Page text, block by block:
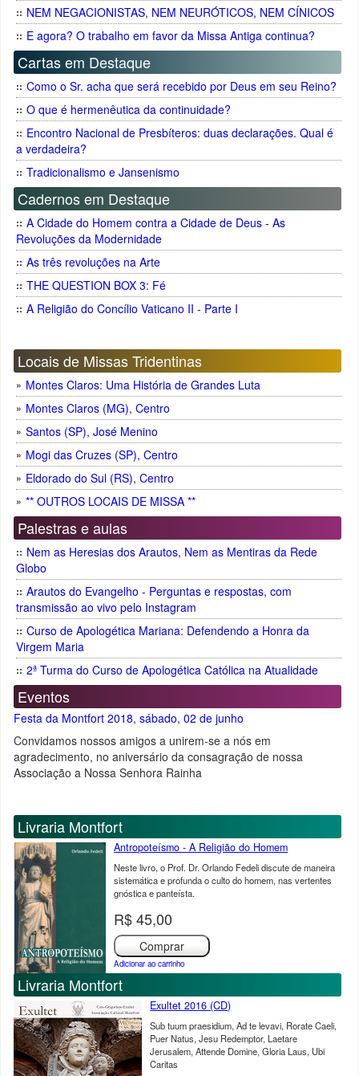
NEM NEGACIONISTAS, NEM NEURÓTICOS, NEM CÍNICOS
E agora? O trabalho em favor da Missa Antiga continua?
Cartas em Destaque
Como o Sr. acha que será recebido por Deus em seu Reino?
O que é hermenêutica da continuidade?
Encontro Nacional de Presbíteros: duas declarações. Qual é
a verdadeira?
Tradicionalismo e Jansenismo
Cadernos em Destaque
A Cidade do Homem contra a Cidade de Deus - As
Revoluções da Modernidade
As três revoluções na Arte
THE QUESTION BOX 3: Fé
A Religião do Concílio Vaticano II - Parte I
Locais de Missas Tridentinas
Montes Claros: Uma História de Grandes Luta
Montes Claros (MG), Centro
Santos (SP), José Menino
Mogi das Cruzes (SP), Centro
Eldorado do Sul (RS), Centro
** OUTROS LOCAIS DE MISSA **
Palestras e aulas
Nem as Heresias dos Arautos, Nem as Mentiras da Rede
Globo
Arautos do Evangelho - Perguntas e respostas, com
transmissão ao vivo pelo Instagram
Curso de Apologética Mariana: Defendendo a Honra da
Virgem Maria
2ª Turma do Curso de Apologética Católica na Atualidade
Eventos
Festa da Montfort 2018, sábado, 02 de junho
Convidamos nossos amigos a unirem-se a nós em
agradecimento, no aniversário da consagração de nossa
Associação a Nossa Senhora Rainha
Livraria Montfort
Antropoteísmo - A Religião do Homem
Neste livro, o Prof. Dr. Orlando Fedeli discute de maneira
sistemática e profunda o culto do homem, nas vertentes
gnóstica e panteísta.
R$ 45,00
Comprar
Adicionar ao carrinho
Livraria Montfort
Exultet 2016 (CD)
Sub tuum praesidium, Ad te levavi, Rorate Caeli,
Puer Natus, Jesu Redemptor, Laetare
Jerusalem, Attende Domine, Gloria Laus, Ubi
Caritas